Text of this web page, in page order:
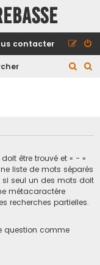
contacter
h
c
h
être trouvé et « - »
liste de mots séparés
si seul un des mots doit
métacaractère
recherches partielles.
question comme